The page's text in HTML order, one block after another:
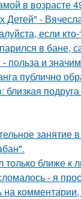
в возрасте
Детей" -
если кто-
в бане,
и
публично
близкая
только ближе к
- я
на